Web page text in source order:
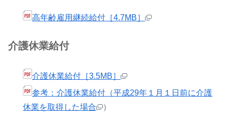
高年齢雇用継続給付［4.7MB］
介護休業給付
介護休業給付［3.5MB］
参考：介護休業給付（平成29年１月１日前に介護
休業を取得した場合
）